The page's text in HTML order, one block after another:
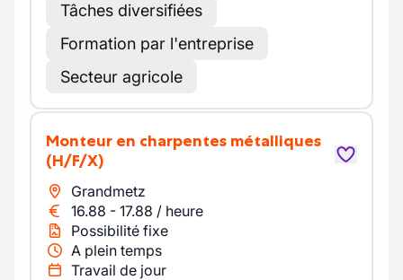
Tâches diversifiées
Formation par l'entreprise
Secteur agricole
Monteur en charpentes métalliques
(H/F/X)
Grandmetz
16.88 - 17.88 / heure
Possibilité fixe
A plein temps
Travail de jour